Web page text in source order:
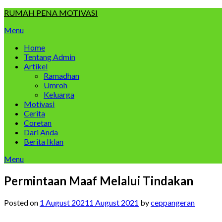
Skip
content
RUMAH PENA MOTIVASI
Menu
Home
Tentang Admin
Artikel
Ramadhan
Umroh
Keluarga
Motivasi
Cerita
Coretan
Dari Anda
Berita Iklan
Menu
Permintaan Maaf Melalui Tindakan
Posted on 1 August 20211 August 2021 byceppangeran